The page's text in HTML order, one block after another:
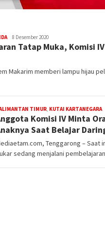
Redaksi
Mediaetam.com
8 Desember 2020
Tatap Muka, Komisi
Makarim memberi lampu hijau
TIMUR KUTAI KARTANEGARA
Komisi IV Minta
Saat Belajar
Tenggarong – Saat
sedang menjalani